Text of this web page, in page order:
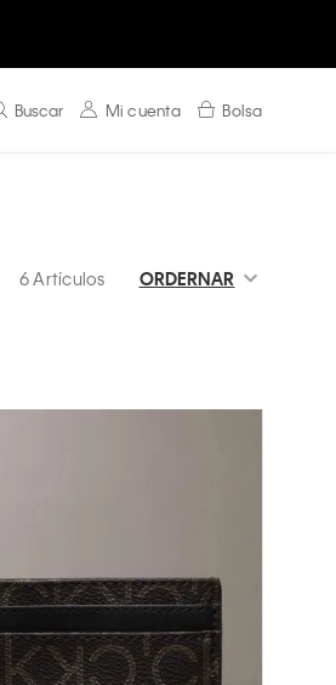
Buscar Mi cuenta Bolsa
ORDERNAR
6 Artículos